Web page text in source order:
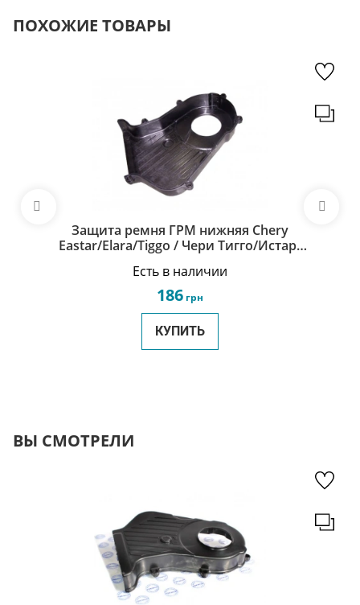
ПОХОЖИЕ ТОВАРЫ
Защита ремня ГРМ нижняя Chery
Eastar/Elara/Tiggo / Чери Тигго/Истар/
Есть в наличии
186 грн
КУПИТЬ
ВЫ СМОТРЕЛИ